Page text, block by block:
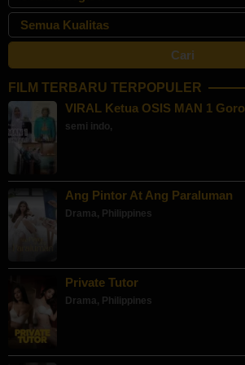
FILM TERBARU TERPOPULER
VIRAL Ketua OSIS MAN 1
semi indo,
Ang Pintor At Ang Paraluman
Drama, Philippines
Private Tutor
Drama, Philippines